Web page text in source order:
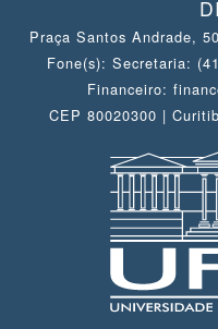
Praça Santos Andrade,
Fone(s): Secretaria:
Financeiro:
CEP 80020300 |